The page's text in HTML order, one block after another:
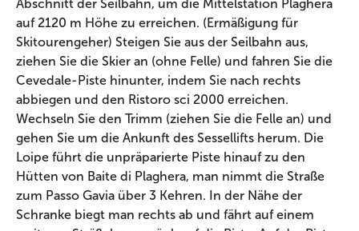
Abschnitt der Seilbahn, um die Mittelstation Plaghera
auf 2120 m Höhe zu erreichen. (Ermäßigung für
Skitourengeher) Steigen Sie aus der Seilbahn aus,
ziehen Sie die Skier an (ohne Felle) und fahren Sie die
Cevedale-Piste hinunter, indem Sie nach rechts
abbiegen und den Ristoro sci 2000 erreichen.
Wechseln Sie den Trimm (ziehen Sie die Felle an) und
gehen Sie um die Ankunft des Sessellifts herum. Die
Loipe führt die unpräparierte Piste hinauf zu den
Hütten von Baite di Plaghera, man nimmt die Straße
zum Passo Gavia über 3 Kehren. In der Nähe der
Schranke biegt man rechts ab und fährt auf einem